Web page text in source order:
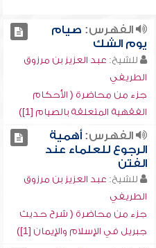
الفهرس: صيام
يوم الشك
للشيخ: عبد العزيز بن مرزوق
الطريفي
جزء من محاضرة ( الأحكام
الفقهية المتعلقة بالصيام [1])
الفهرس:أهمية
الرجوع للعلماء عند
الفتن
للشيخ: عبد العزيز بن مرزوق
الطريفي
جزء من محاضرة ( شرح حديث
جبريل في الإسلام والإيمان [1])